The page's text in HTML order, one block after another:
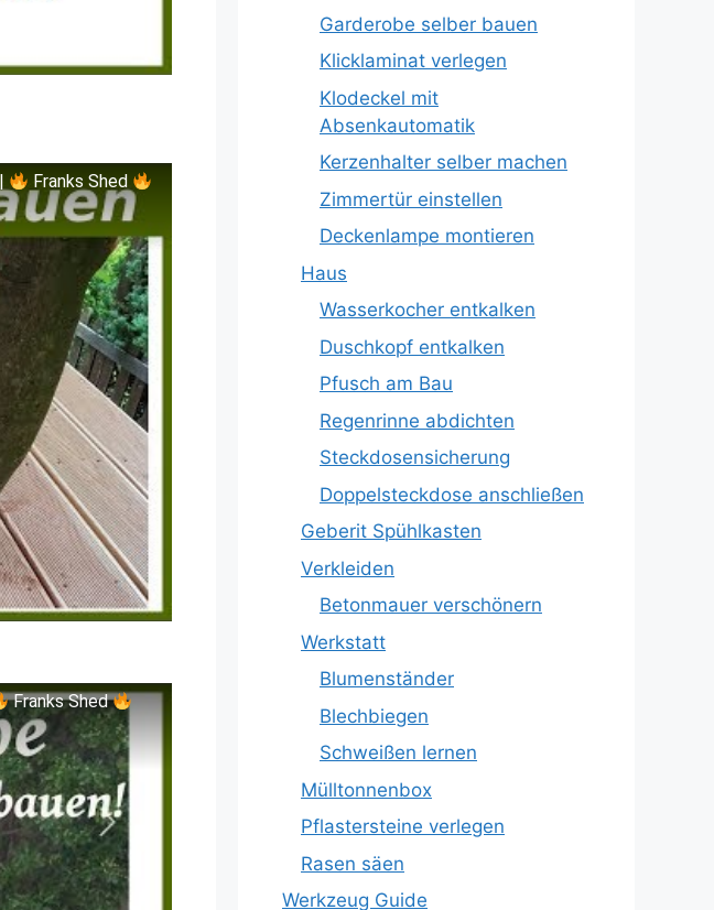
Franks Shed
Franks Shed
Garderobe selber bauen
Klicklaminat verlegen
Klodeckel mit
Absenkautomatik
Kerzenhalter selber machen
Zimmertür einstellen
Deckenlampe montieren
Haus
Wasserkocher entkalken
Duschkopf entkalken
Pfusch am Bau
Regenrinne abdichten
Steckdosensicherung
Doppelsteckdose anschließen
Geberit Spühlkasten
Verkleiden
Betonmauer verschönern
Werkstatt
Blumenständer
Blechbiegen
Schweißen lernen
Mülltonnenbox
Pflastersteine verlegen
Rasen säen
Werkzeug Guide